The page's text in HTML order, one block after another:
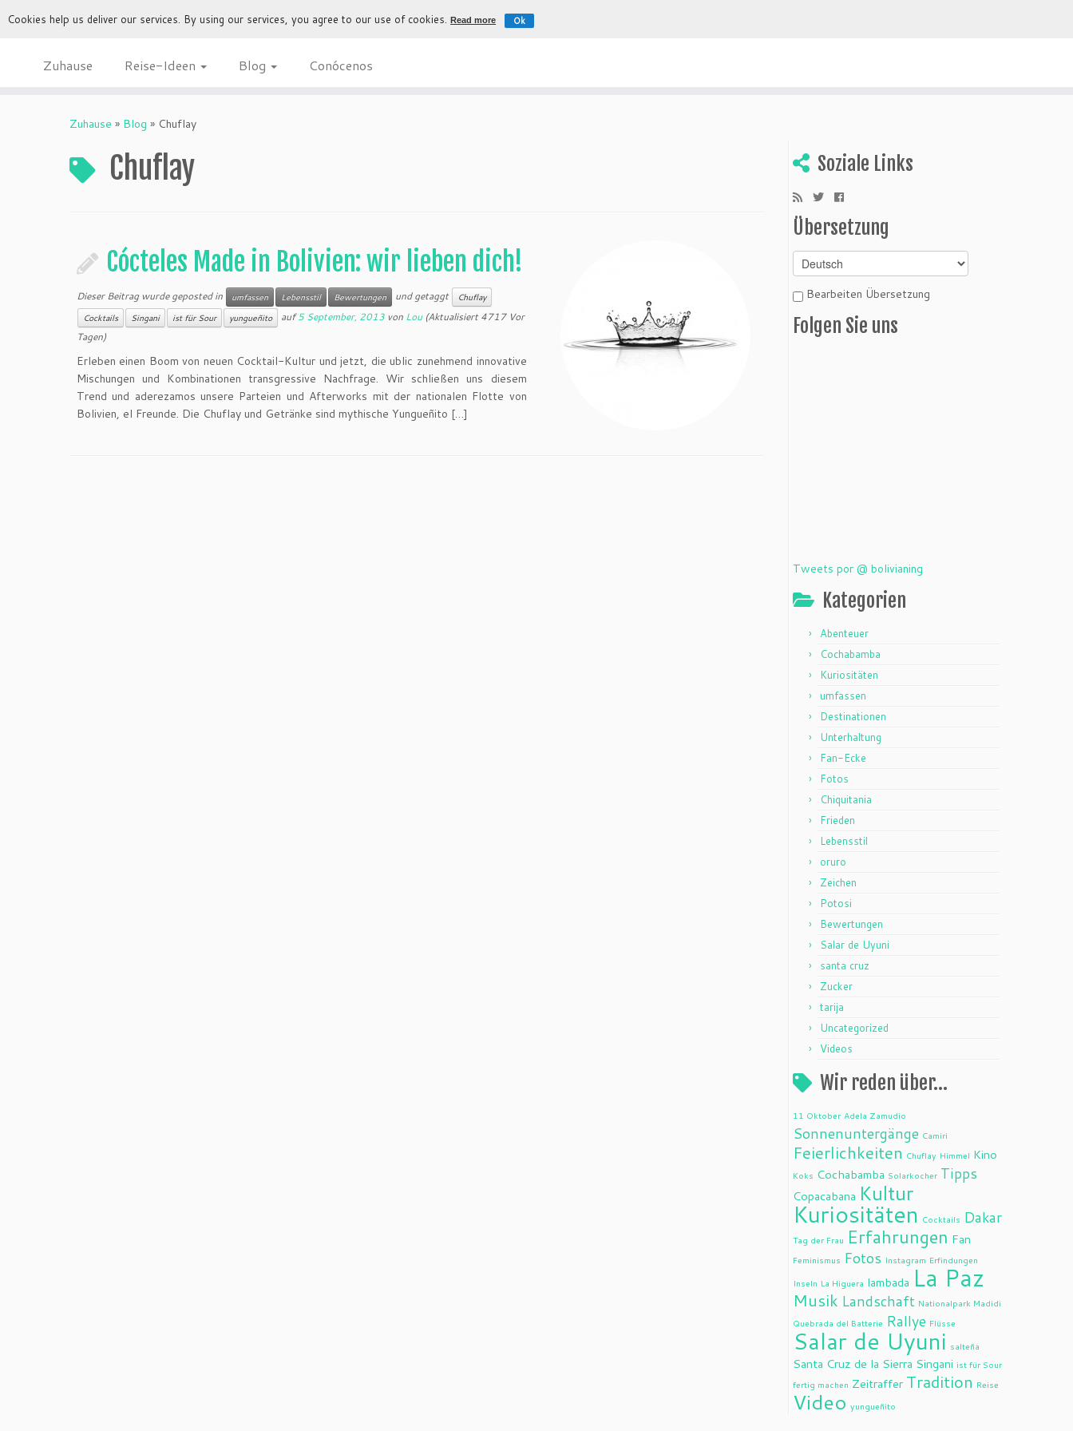
Die authentische Erfahrung nach Bolivien entdecken
Zuhause Reise-Ideen Blog Conócenos
Zuhause » Blog » Chuflay
Chuflay
Cócteles Made in Bolivien: wir lieben dich!
Dieser Beitrag wurde geposted in umfassen Lebensstil Bewertungen und getaggt
Chuflay
Cocktails
Singani ist für Sour yungueñito auf5 September, 2013 von Lou(Aktualisiert 4717 Vor
Tagen)
Erleben einen Boom von neuen Cocktail-Kultur und jetzt, die ublic zunehmend innovative
Mischungen und Kombinationen transgressive Nachfrage. Wir schließen uns diesem
Trend und aderezamos unsere Parteien und Afterworks mit der nationalen Flotte von
Bolivien, el Freunde. Die Chuflay und Getränke sind mythische Yungueñito […]
Soziale Links
Übersetzung
Bearbeiten Übersetzung
Folgen Sie uns
Tweets por @ bolivianing
Kategorien
Abenteuer
Cochabamba
Kuriositäten
umfassen
Destinationen
Unterhaltung
Fan-Ecke
Fotos
Chiquitania
Frieden
Lebensstil
oruro
Zeichen
Potosi
Bewertungen
Salar de Uyuni
santa cruz
Zucker
tarija
Uncategorized
Videos
Wir reden über…
11 Oktober Adela Zamudio
Sonnenuntergänge Camiri
Feierlichkeiten Chuflay Himmel Kino
Koks Cochabamba Solarkocher Tipps
Copacabana Kultur
Kuriositäten Cocktails Dakar
Tag der Frau Erfahrungen Fan
Feminismus Fotos Instagram Erfindungen
Inseln La Higuera lambada La Paz
Musik Landschaft Nationalpark Madidi
Quebrada del Batterie Rallye Flüsse
Salar de Uyuni salteña
Santa Cruz de la Sierra Singani ist für Sour
fertig machen Zeitraffer Tradition Reise
Video yungueñito
Cookies help us deliver our services. By using our services, you agree to our use of cookies.Read more Ok